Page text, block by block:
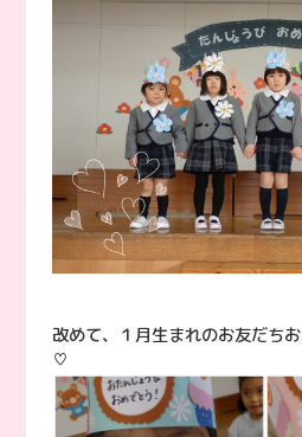
改めて、１月生まれのお友だち
♡